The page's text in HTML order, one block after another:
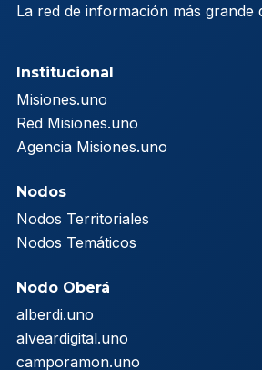
La red de información más grande
Institucional
Misiones.uno
Red Misiones.uno
Agencia Misiones.uno
Nodos
Nodos Territoriales
Nodos Temáticos
Nodo Oberá
alberdi.uno
alveardigital.uno
camporamon.uno